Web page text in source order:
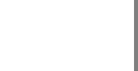
Pi in MATLAB Online
Raspberry Pi Board from MATLAB
Pi Hardware